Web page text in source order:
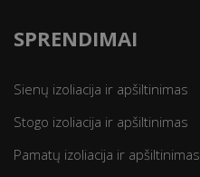
SPRENDIMAI
Sienų izoliacija ir apšiltinimas
Stogo izoliacija ir apšiltinimas
Pamatų izoliacija ir apšiltinimas